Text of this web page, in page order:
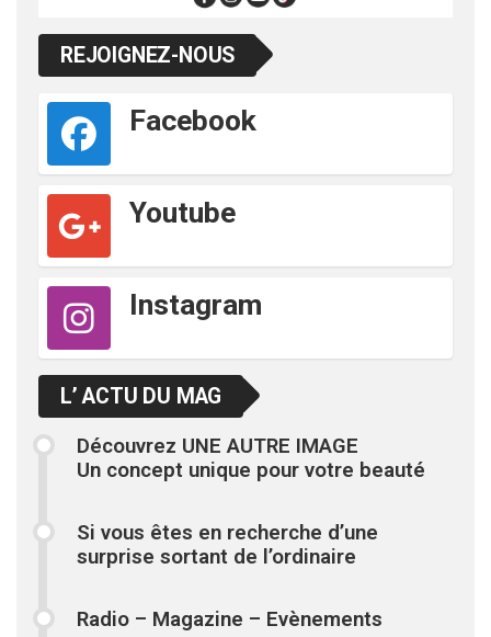
REJOIGNEZ-NOUS
Facebook
Youtube
Instagram
L’ ACTU DU MAG
Découvrez UNE AUTRE IMAGE
Un concept unique pour votre beauté
Si vous êtes en recherche d’une
surprise sortant de l’ordinaire
Radio – Magazine – Evènements